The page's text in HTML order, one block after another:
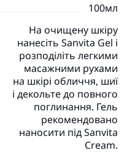
100мл
На очищену шкіру
нанесіть Sanvita Gel і
розподіліть легкими
масажними рухами
на шкірі обличчя, шиї
і декольте до повного
поглинання. Гель
рекомендовано
наносити під Sanvita
Cream.